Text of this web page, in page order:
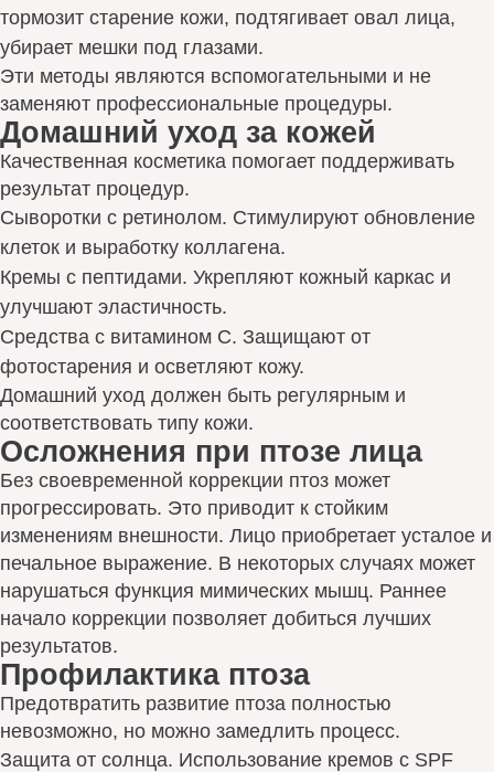
тормозит старение кожи, подтягивает овал лица,
убирает мешки под глазами.
Эти методы являются вспомогательными и не
заменяют профессиональные процедуры.
Домашний уход за кожей
Качественная косметика помогает поддерживать
результат процедур.
Сыворотки с ретинолом. Стимулируют обновление
клеток и выработку коллагена.
Кремы с пептидами. Укрепляют кожный каркас и
улучшают эластичность.
Средства с витамином С. Защищают от
фотостарения и осветляют кожу.
Домашний уход должен быть регулярным и
соответствовать типу кожи.
Осложнения при птозе лица
Без своевременной коррекции птоз может
прогрессировать. Это приводит к стойким
изменениям внешности. Лицо приобретает усталое и
печальное выражение. В некоторых случаях может
нарушаться функция мимических мышц. Раннее
начало коррекции позволяет добиться лучших
результатов.
Профилактика птоза
Предотвратить развитие птоза полностью
невозможно, но можно замедлить процесс.
Защита от солнца. Использование кремов с SPF